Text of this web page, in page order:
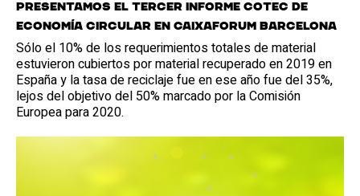
Presentamos el tercer Informe Cotec de
economía circular en CaixaForum Barcelona
Sólo el 10% de los requerimientos totales de material
estuvieron cubiertos por material recuperado en 2019 en
España y la tasa de reciclaje fue en ese año fue del 35%,
lejos del objetivo del 50% marcado por la Comisión
Europea para 2020.